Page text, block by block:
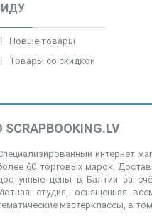
Новые товары
Товары со скидкой
SCRAPBOOKING.LV
интернет
60 торговых марок.
цены в Балтии за
студия, оснащенная
мастерклассы, в